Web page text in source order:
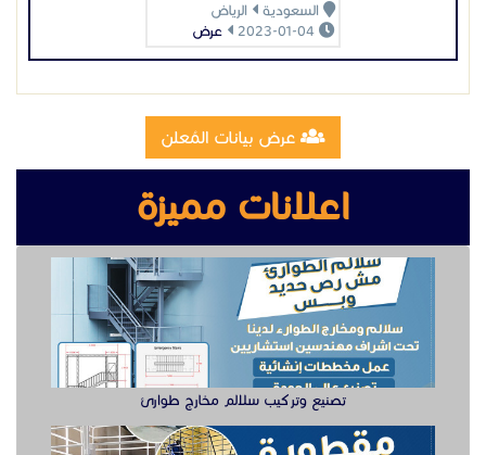
السعودية
الرياض
عرض
عرض بيانات المُعلن
اعلانات مميزة
تصنيع وتركيب سلالم مخارج طوارئ